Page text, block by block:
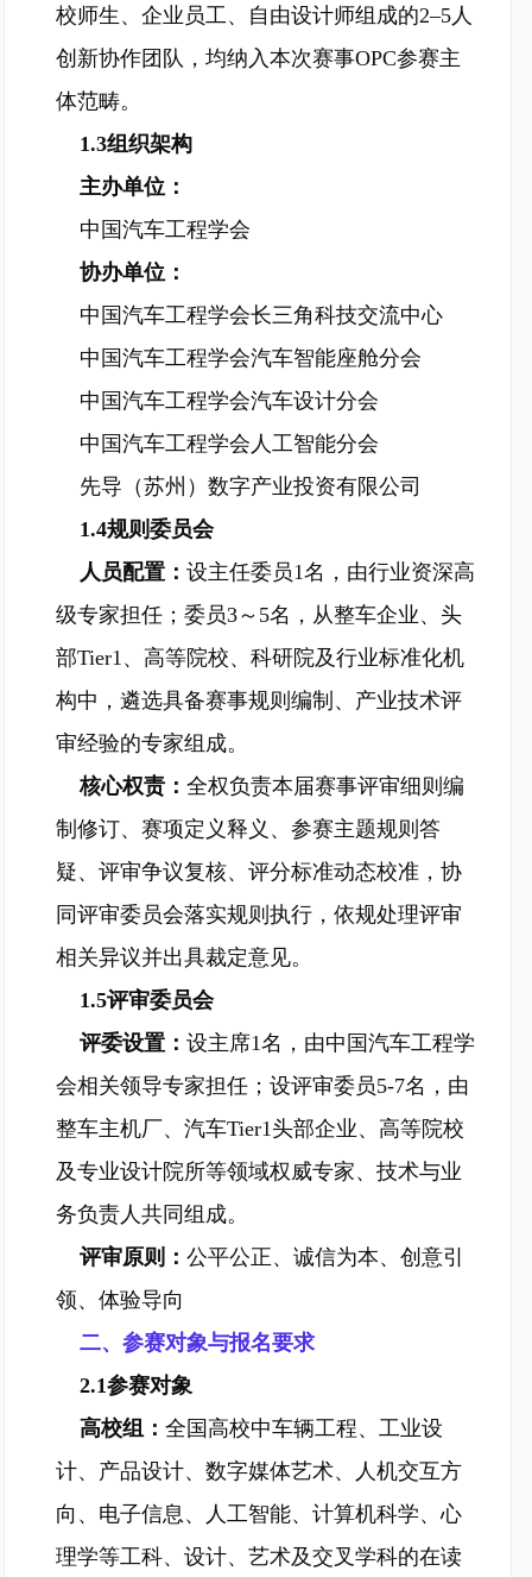
校师生、企业员工、自由设计师组成的2–5人
创新协作团队，均纳入本次赛事OPC参赛主
体范畴。
1.3组织架构
主办单位：
中国汽车工程学会
协办单位：
中国汽车工程学会长三角科技交流中心
中国汽车工程学会汽车智能座舱分会
中国汽车工程学会汽车设计分会
中国汽车工程学会人工智能分会
先导（苏州）数字产业投资有限公司
1.4规则委员会
人员配置： 设主任委员1名，由行业资深高
级专家担任；委员3～5名，从整车企业、头
部Tier1、高等院校、科研院及行业标准化机
构中，遴选具备赛事规则编制、产业技术评
审经验的专家组成。
核心权责： 全权负责本届赛事评审细则编
制修订、赛项定义释义、参赛主题规则答
疑、评审争议复核、评分标准动态校准，协
同评审委员会落实规则执行，依规处理评审
相关异议并出具裁定意见。
1.5评审委员会
评委设置： 设主席1名，由中国汽车工程学
会相关领导专家担任；设评审委员5-7名，由
整车主机厂、汽车Tier1头部企业、高等院校
及专业设计院所等领域权威专家、技术与业
务负责人共同组成。
评审原则： 公平公正、诚信为本、创意引
领、体验导向
二、参赛对象与报名要求
2.1参赛对象
高校组： 全国高校中车辆工程、工业设
计、产品设计、数字媒体艺术、人机交互方
向、电子信息、人工智能、计算机科学、心
理学等工科、设计、艺术及交叉学科的在读